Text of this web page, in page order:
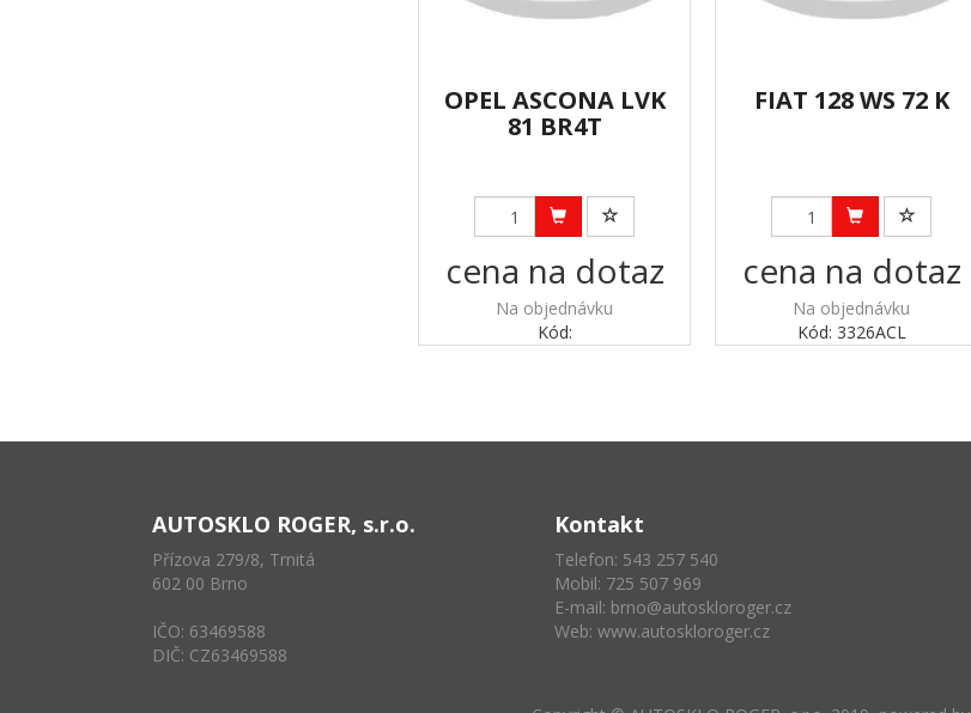
OPEL ASCONA LVK
81 BR4T
cena na dotaz
Na objednávku
Kód:
FIAT 128 WS 72 K
cena na dotaz
Na objednávku
Kód: 3326ACL
AUTOSKLO ROGER, s.r.o.
Přízova 279/8, Trnitá
602 00 Brno
IČO: 63469588
DIČ: CZ63469588
Kontakt
Telefon: 543 257 540
Mobil: 725 507 969
E-mail: brno@autoskloroger.cz
Web: www.autoskloroger.cz